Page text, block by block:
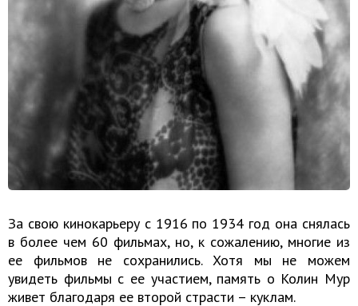
За свою кинокарьеру с 1916 по 1934 год она снялась
в более чем 60 фильмах, но, к сожалению, многие из
ее фильмов не сохранились. Хотя мы не можем
увидеть фильмы с ее участием, память о Колин Мур
живет благодаря ее второй страсти – куклам.